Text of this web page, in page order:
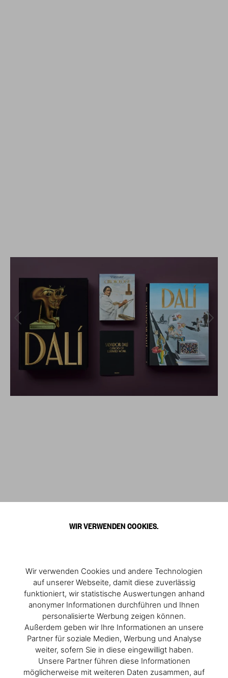
WIR VERWENDEN COOKIES.
Wir verwenden Cookies und andere Technologien
auf unserer Webseite, damit diese zuverlässig
funktioniert, wir statistische Auswertungen anhand
anonymer Informationen durchführen und Ihnen
personalisierte Werbung zeigen können.
Außerdem geben wir Ihre Informationen an unsere
Partner für soziale Medien, Werbung und Analyse
weiter, sofern Sie in diese eingewilligt haben.
Unsere Partner führen diese Informationen
möglicherweise mit weiteren Daten zusammen, auf